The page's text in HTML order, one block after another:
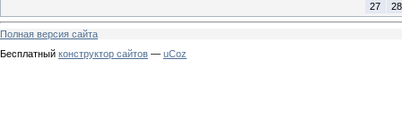
27 28
Полная версия сайта
Бесплатный конструктор сайтов — uCoz